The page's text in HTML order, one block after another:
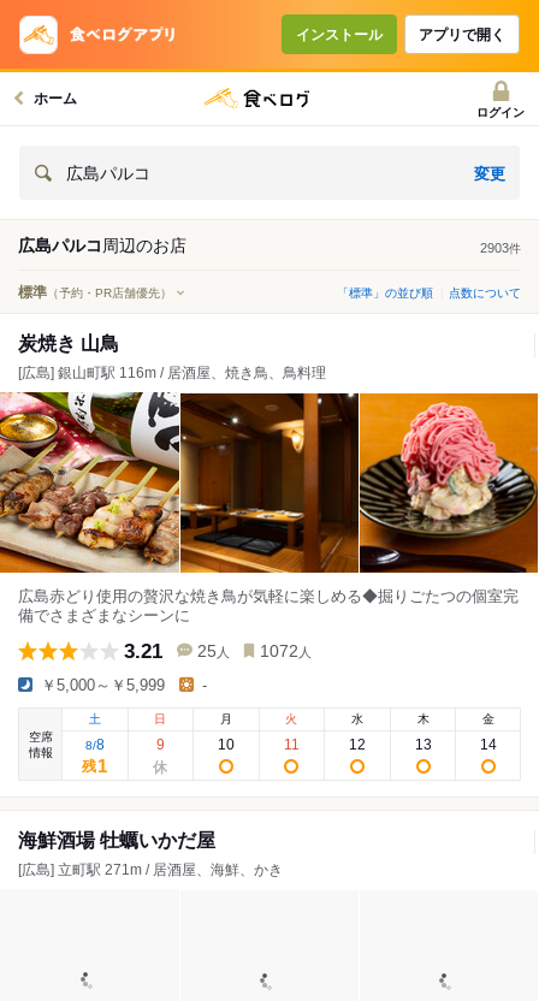
インストール アプリで開く
ホーム
ログイン
広島パルコ 変更
広島パルコ周辺のお店 2903件
標準 （予約・PR店舗優先） 「標準」の並び順 点数について
炭焼き 山鳥
[広島] 銀山町駅 116m / 居酒屋、焼き鳥、鳥料理
広島赤どり使用の贅沢な焼き鳥が気軽に楽しめる◆掘りごたつの個室完
備でさまざまなシーンに
3.21 25 人 1072 人
￥5,000～￥5,999 -
空席
情報
土
8/8
残1
日
9
月
10
火
11
水
12
木
13
金
14
海鮮酒場 牡蠣いかだ屋
[広島] 立町駅 271m / 居酒屋、海鮮、かき